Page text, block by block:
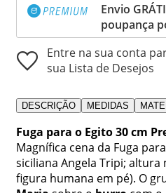
Envio
poupança
Entre na sua conta
sua Lista de Desejos
DESCRIÇÃO MEDIDAS
Fuga para o Egito 30 cm
Magnífica cena da Fuga
siciliana Angela Tripi; altura
figura humana em pé). O